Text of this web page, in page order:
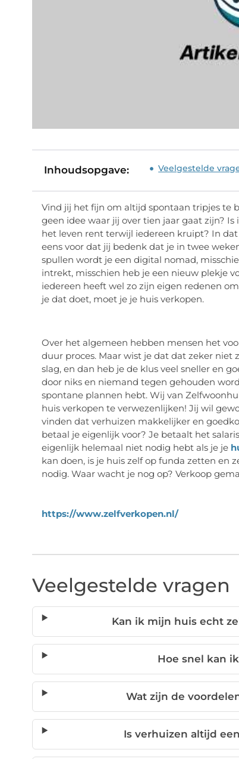
Inhoudsopgave: Veelgestelde
Vind jij het fijn om altijd spontaan tripjes te
geen idee waar jij over tien jaar gaat zijn?
het leven rent terwijl iedereen kruipt? In
eens voor dat jij bedenk dat je in twee
spullen wordt je een digital nomad,
intrekt, misschien heb je een nieuw plekje
iedereen heeft wel zo zijn eigen redenen
je dat doet, moet je je huis verkopen.
Over het algemeen hebben mensen het
duur proces. Maar wist je dat dat zeker niet
slag, en dan heb je de klus veel sneller en
door niks en niemand tegen gehouden
spontane plannen hebt. Wij van
huis verkopen te verwezenlijken! Jij wil
vinden dat verhuizen makkelijker en
betaal je eigenlijk voor? Je betaalt het
eigenlijk helemaal niet nodig hebt als je je
kan doen, is je huis zelf op funda zetten en
nodig. Waar wacht je nog op? Verkoop
https://www.zelfverkopen.nl/
Veelgestelde vragen
Kan ik mijn huis echt
Hoe snel kan
Wat zijn de
Is verhuizen altijd